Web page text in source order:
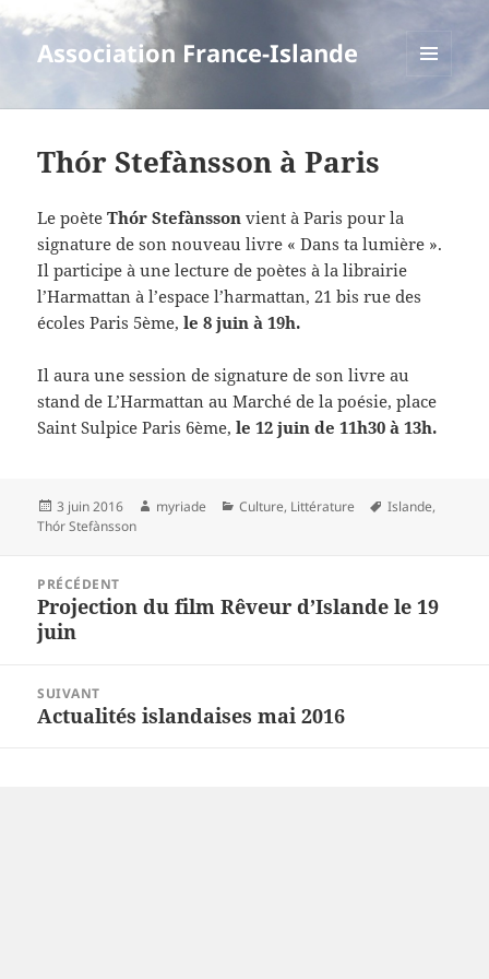
Association France-Islande
Thór Stefànsson à Paris
Le poèteThór Stefànssonvient à Paris pour la
signature de son nouveau livre « Dans ta lumière ».
Il participe à une lecture de poètes à la librairie
l’Harmattan à l’espace l’harmattan, 21 bis rue des
écoles Paris 5ème,le 8 juin à 19h.
Il aura une session de signature de son livre au
stand de L’Harmattan au Marché de la poésie, place
Saint Sulpice Paris 6ème,le 12 juin de 11h30 à 13h.
Publié
le
3 juin 2016 Auteur
myriade Catégories
Culture, Littérature
Mots-
Islande,
Thór Stefànsson
l’article
PRÉCÉDENT
Article
précédent :
Projection du film Rêveur d’Islande le 19
juin
SUIVANT
Article
Actualités islandaises mai 2016